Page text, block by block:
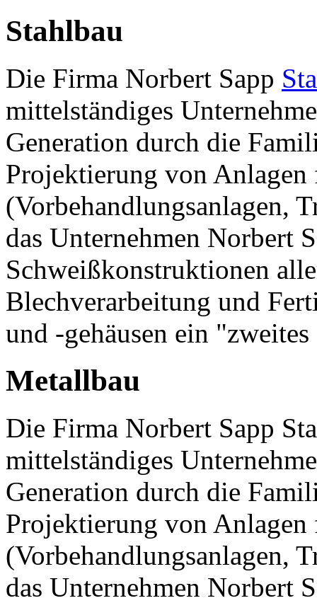
Stahlbau
Die Firma Norbert Sapp
mittelständiges
Generation durch die
Projektierung von
(Vorbehandlungsanlagen,
das Unternehmen Norbert
Schweißkonstruktionen
Blechverarbeitung und
und -gehäusen ein
Metallbau
Die Firma Norbert Sapp
mittelständiges
Generation durch die
Projektierung von
(Vorbehandlungsanlagen,
das Unternehmen Norbert